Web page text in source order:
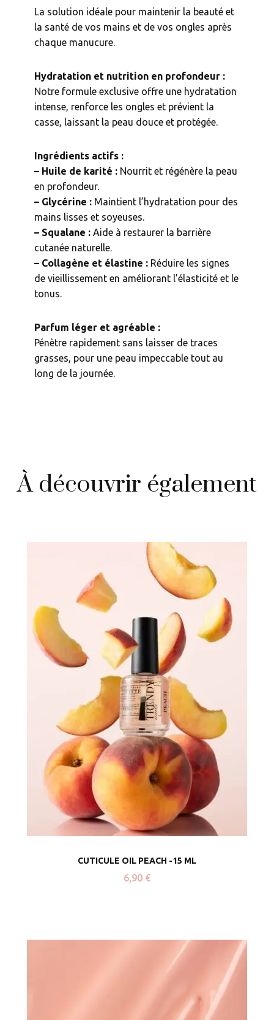
La solution idéale pour maintenir la beauté et
la santé de vos mains et de vos ongles après
chaque manucure.
Hydratation et nutrition en profondeur :
Notre formule exclusive offre une hydratation
intense, renforce les ongles et prévient la
casse, laissant la peau douce et protégée.
Ingrédients actifs :
– Huile de karité : Nourrit et régénère la peau
en profondeur.
– Glycérine : Maintient l’hydratation pour des
mains lisses et soyeuses.
– Squalane : Aide à restaurer la barrière
cutanée naturelle.
– Collagène et élastine : Réduire les signes
de vieillissement en améliorant l’élasticité et le
tonus.
Parfum léger et agréable :
Pénètre rapidement sans laisser de traces
grasses, pour une peau impeccable tout au
long de la journée.
À découvrir également
CUTICULE OIL PEACH -15 ML
6,90 €